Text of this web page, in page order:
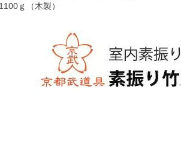
ｇ（木製）